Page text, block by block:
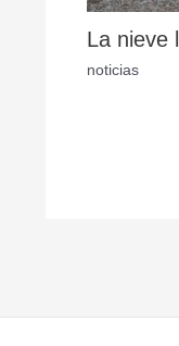
La nieve
noticias